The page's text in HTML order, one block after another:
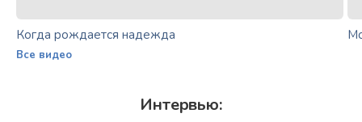
Когда рождается надежда
Все видео
Интервью: